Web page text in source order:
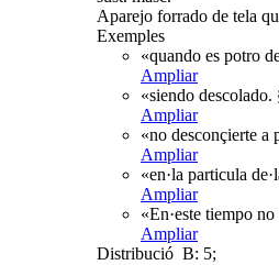
Aparejo forrado de tela
Exemples
«quando es potro
Ampliar
«siendo
Ampliar
«no desconçierte a
Ampliar
«en·la particula
Ampliar
«En·este tiempo
Ampliar
Distribució B: 5;